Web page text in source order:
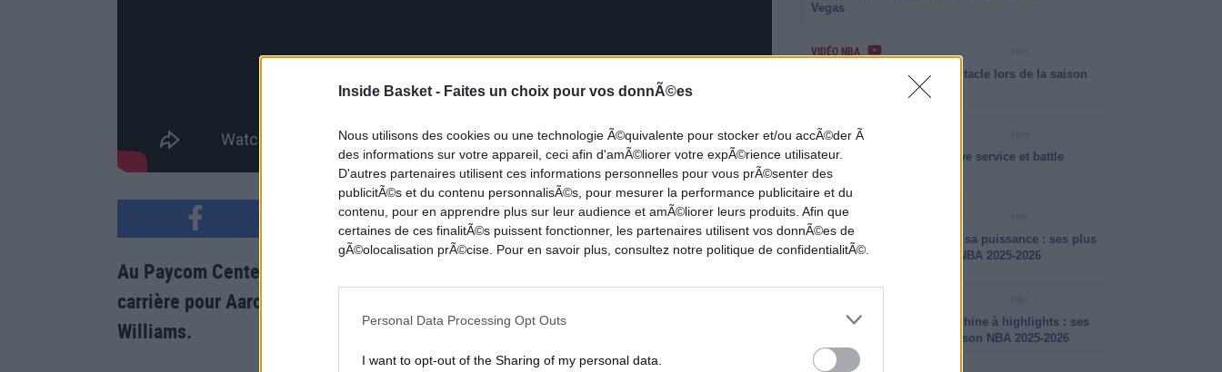
Inside Basket - Faites un choix pour vos donnÃ©es
Nous utilisons des cookies ou une technologie Ã©quivalente pour stocker et/ou accÃ©der Ã
des informations sur votre appareil, ceci afin d'amÃ©liorer votre expÃ©rience utilisateur.
D'autres partenaires utilisent ces informations personnelles pour vous prÃ©senter des
publicitÃ©s et du contenu personnalisÃ©s, pour mesurer la performance publicitaire et du
contenu, pour en apprendre plus sur leur audience et amÃ©liorer leurs produits. Afin que
certaines de ces finalitÃ©s puissent fonctionner, les partenaires utilisent vos donnÃ©es de
gÃ©olocalisation prÃ©cise. Pour en savoir plus, consultez notre politique de confidentialitÃ©.
Personal Data Processing Opt Outs
I want to opt-out of the Sharing of my personal data.
Au Paycom Center, le Thunder écrase les Kings 144 à 110 avec un record en
carrière pour Aaron Wiggins intronisé dans le cinq en l'absence de Jalen
Williams.
Vegas
VIDÉO NBA
Matas Buzelis a fait le spectacle lors de la saison
INFO ISB
La psychologie des jeux live service et battle
passes
VIDÉO NBA
Jalen Johnson a fait parler sa puissance : ses plus
beaux dunks de la saison NBA 2025-2026
Amen Thompson, une machine à highlights : ses
plus beaux dunks de la saison NBA 2025-2026